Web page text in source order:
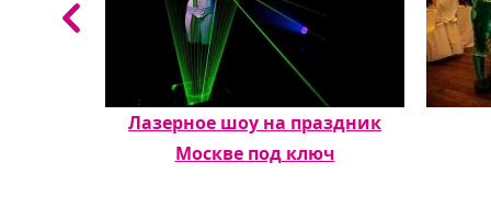
Лазерное шоу на праздник
Москве под ключ